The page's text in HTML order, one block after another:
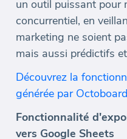
un outil puissant pour
concurrentiel, en
marketing ne soient
mais aussi prédictifs
Découvrez la
générée par
Fonctionnalité
vers Google Sheets